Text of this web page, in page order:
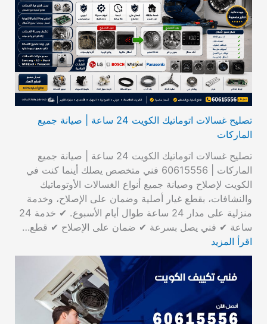
تصليح غسالات اتوماتيك الكويت 24 ساعة | صيانة جميع
الماركات
تصليح غسالات اتوماتيك الكويت 24 ساعة | صيانة جميع
الماركات | 60615556 فني متخصص يصلك أينما كنت في
الكويت لإصلاح وصيانة جميع أنواع الغسالات الأوتوماتيك
والنشافات، بقطع غيار أصلية وضمان على الإصلاح، وخدمة
منزلية على مدار 24 ساعة طوال أيام الأسبوع. ✔ خدمة 24
ساعة ✔ فني يصل بسرعة ✔ ضمان على الإصلاح ✔ قطع…
اقرأ المزيد